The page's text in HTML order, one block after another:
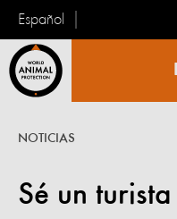
Español
Animal
Sé un
NOTICIAS